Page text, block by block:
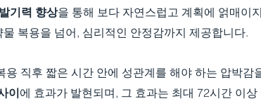
기력 향상을 통해 보다 자연스럽고 계획에 얽매이
복용을 넘어, 심리적인 안정감까지 제공합니다.
용 직후 짧은 시간 안에 성관계를 해야 하는 압박감
이에 효과가 발현되며, 그 효과는 최대 72시간 이